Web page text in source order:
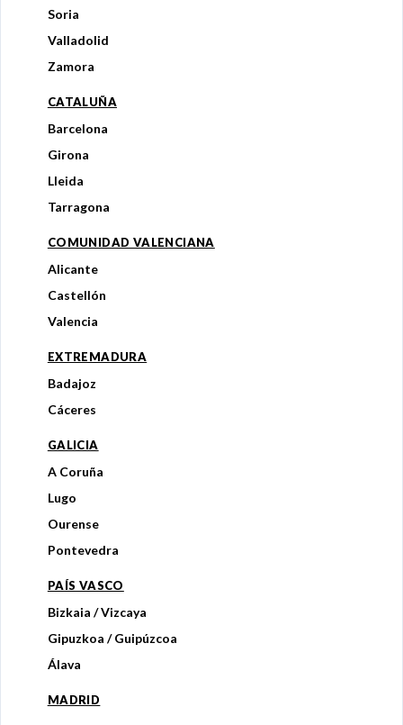
Soria
Valladolid
Zamora
CATALUÑA
Barcelona
Girona
Lleida
Tarragona
COMUNIDAD VALENCIANA
Alicante
Castellón
Valencia
EXTREMADURA
Badajoz
Cáceres
GALICIA
A Coruña
Lugo
Ourense
Pontevedra
PAÍS VASCO
Bizkaia / Vizcaya
Gipuzkoa / Guipúzcoa
Álava
MADRID